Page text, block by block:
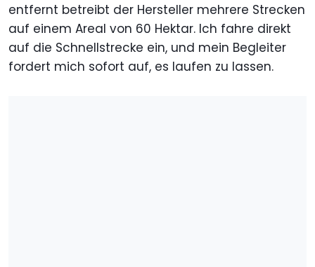
entfernt betreibt der Hersteller mehrere Strecken
auf einem Areal von 60 Hektar. Ich fahre direkt
auf die Schnellstrecke ein, und mein Begleiter
fordert mich sofort auf, es laufen zu lassen.